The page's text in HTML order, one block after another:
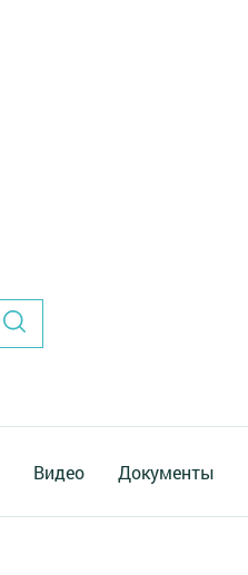
Видео Документы